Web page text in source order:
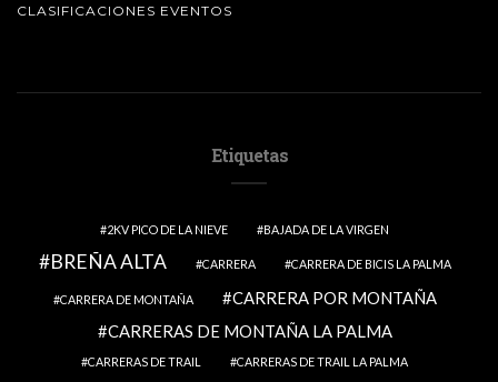
CLASIFICACIONES EVENTOS
Etiquetas
2KV PICO DE LA NIEVE BAJADA DE LA VIRGEN
BREÑA ALTA CARRERA CARRERA DE BICIS LA PALMA
CARRERA DE MONTAÑA
CARRERA POR MONTAÑA
CARRERAS DE MONTAÑA LA PALMA
CARRERAS DE TRAIL CARRERAS DE TRAIL LA PALMA